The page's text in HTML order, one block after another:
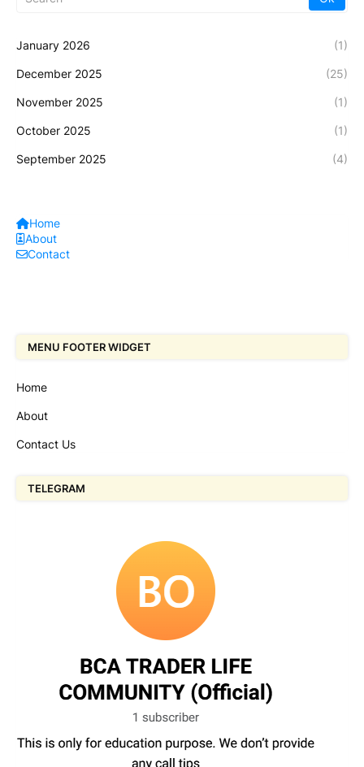
January 2026 (1)
December 2025 (25)
November 2025 (1)
October 2025 (1)
September 2025 (4)
Home
About
Contact
MENU FOOTER WIDGET
Home
About
Contact Us
TELEGRAM